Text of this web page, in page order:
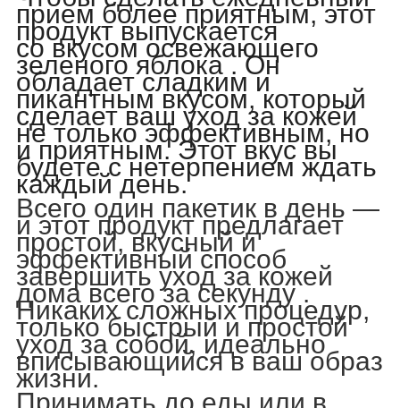
прием более приятным, этот
продукт выпускается
совкусом освежающего
зеленого яблока. Он
обладает сладким и
пикантным вкусом, который
сделает ваш уход за кожей
не только эффективным, но
и приятным. Этот вкус вы
будете с нетерпением ждать
каждый день.
Всего один пакетик в день —
и этот продукт предлагает
простой, вкусный и
эффективный способ
завершить уход за кожей
дома всего засекунду.
Никаких сложных процедур,
только быстрый и простой
уход за собой, идеально
вписывающийся в ваш образ
жизни.
Принимать до еды или в